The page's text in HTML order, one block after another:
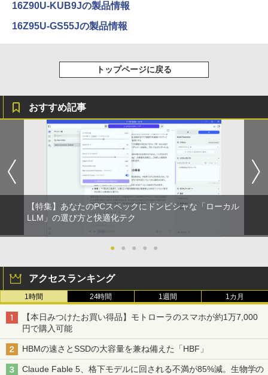
16Z90U-KUB9Jの製品情報
16Z95U-GS55Jの製品情報
トップページに戻る
おすすめ記事
【特集】あなたのPCスペックにドンピシャな「ローカル
LLM」の選び方と快適化テク
● ● ● ● ●
アクセスランキング
1時間 24時間 1週間 1カ月
【本日みつけたお買い得品】モトローラのスマホが約1万7,000
円で購入可能
HBMの速さとSSDの大容量を兼ね備えた「HBF」
Claude Fable 5、格下モデルに回される不満が85%減。生物学の